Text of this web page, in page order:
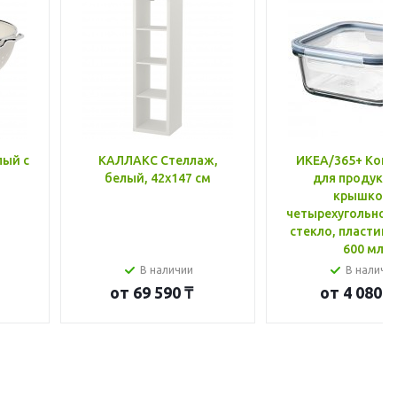
с
КАЛЛАКС Стеллаж,
белый, 42x147 см
В наличии
от 69 590 ₸
ИКЕА/365+
для
крышкой,
стекло, пластик
600 мл
В
от 4 080 ₸